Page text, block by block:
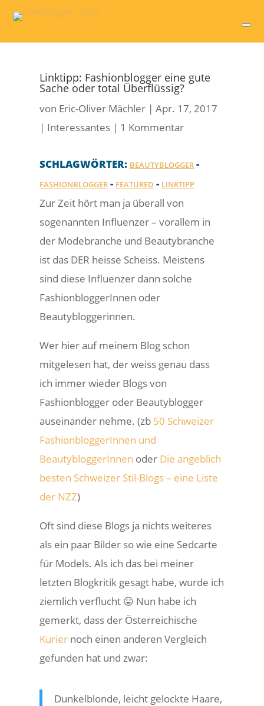
Linktipp: Fashionblogger eine gute
Sache oder total Überflüssig?
von Eric-Oliver Mächler |Apr. 17, 2017
| Interessantes | 1 Kommentar
SCHLAGWÖRTER: BEAUTYBLOGGER -
FASHIONBLOGGER - FEATURED - LINKTIPP
Zur Zeit hört man ja überall von
sogenannten Influenzer – vorallem in
der Modebranche und Beautybranche
ist das DER heisse Scheiss. Meistens
sind diese Influenzer dann solche
FashionbloggerInnen oder
Beautybloggerinnen.
Wer hier auf meinem Blog schon
mitgelesen hat, der weiss genau dass
ich immer wieder Blogs von
Fashionblogger oder Beautyblogger
auseinander nehme. (zb 50 Schweizer
FashionbloggerInnen und
BeautybloggerInnen oder Die angeblich
besten Schweizer Stil-Blogs – eine Liste
der NZZ)
Oft sind diese Blogs ja nichts weiteres
als ein paar Bilder so wie eine Sedcarte
für Models. Als ich das bei meiner
letzten Blogkritik gesagt habe, wurde ich
ziemlich verflucht 😛 Nun habe ich
gemerkt, dass der Österreichische
Kurier noch einen anderen Vergleich
gefunden hat und zwar:
Dunkelblonde, leicht gelockte Haare,